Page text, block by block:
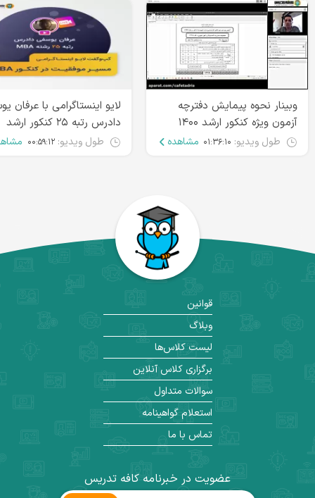
وبینار نحوه پیمایش دفترچه
آزمون ویژه کنکور ارشد ۱۴۰۰
طول ویدیو: ۰۱:۳۶:۱۰ مشاهده
لایو اینستاگرامی با عرفان
دادرس رتبه ۲۵ کنکور ارشد
MBAطول ویدیو: ۰۰:۵۹:۱۲
عضویت در خبرنامه کافه تدریس
قوانین
وبلاگ
لیست کلاس‌ها
برگزاری کلاس آنلاین
سوالات متداول
استعلام گواهینامه
تماس با ما